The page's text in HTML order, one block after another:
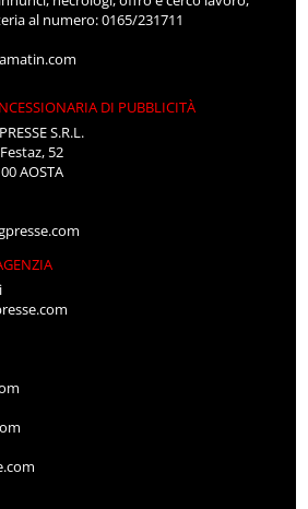
al numero: 0165/231711
DI PUBBLICITÀ
S.R.L.
52
AOSTA